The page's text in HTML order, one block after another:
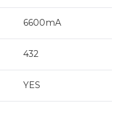
6600mA
432
YES